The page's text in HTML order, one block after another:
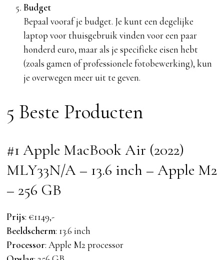
Budget
Bepaal vooraf je budget. Je kunt een degelijke
laptop voor thuisgebruik vinden voor een paar
honderd euro, maar als je specifieke eisen hebt
(zoals gamen of professionele fotobewerking), kun
je overwegen meer uit te geven.
5 Beste Producten
#1 Apple MacBook Air (2022)
MLY33N/A – 13.6 inch – Apple M2
– 256 GB
Prijs: €1149,-
Beeldscherm: 13.6 inch
Processor: Apple M2 processor